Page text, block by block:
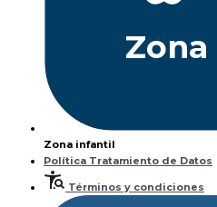
Zona
Zona infantil
Política Tratamiento de Datos
Términos y condiciones